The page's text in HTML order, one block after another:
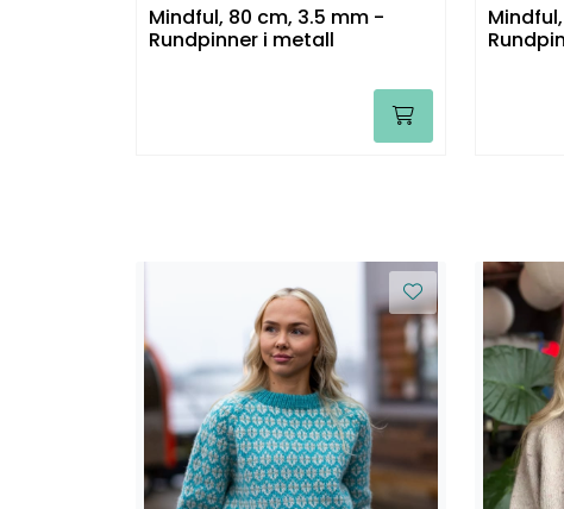
Mindful, 80 cm, 3.5 mm -
Rundpinner i metall
Mindful,